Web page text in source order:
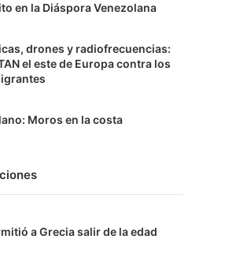
en la Diáspora Venezolana
drones y radiofrecuencias:
el este de Europa contra los
Moros en la costa
a Grecia salir de la edad